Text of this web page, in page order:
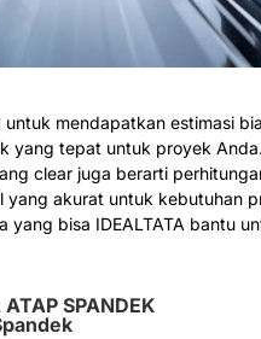
untuk mendapatkan estimasi
yang tepat untuk proyek
clear juga berarti
yang akurat untuk kebutuhan
yang bisa IDEALTATA bantu
SPANDEK